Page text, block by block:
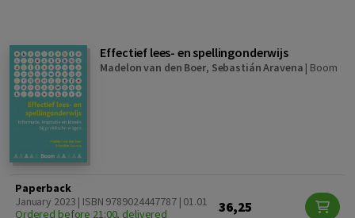
Effectief lees- en spellingonderwijs
Madelon van den Boer, Sebastián Aravena | Boom
Paperback
January 2023 | ISBN 9789024447787 | 01.01
Ordered before 21:00, delivered
36,25